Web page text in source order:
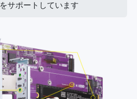
をサポートしています